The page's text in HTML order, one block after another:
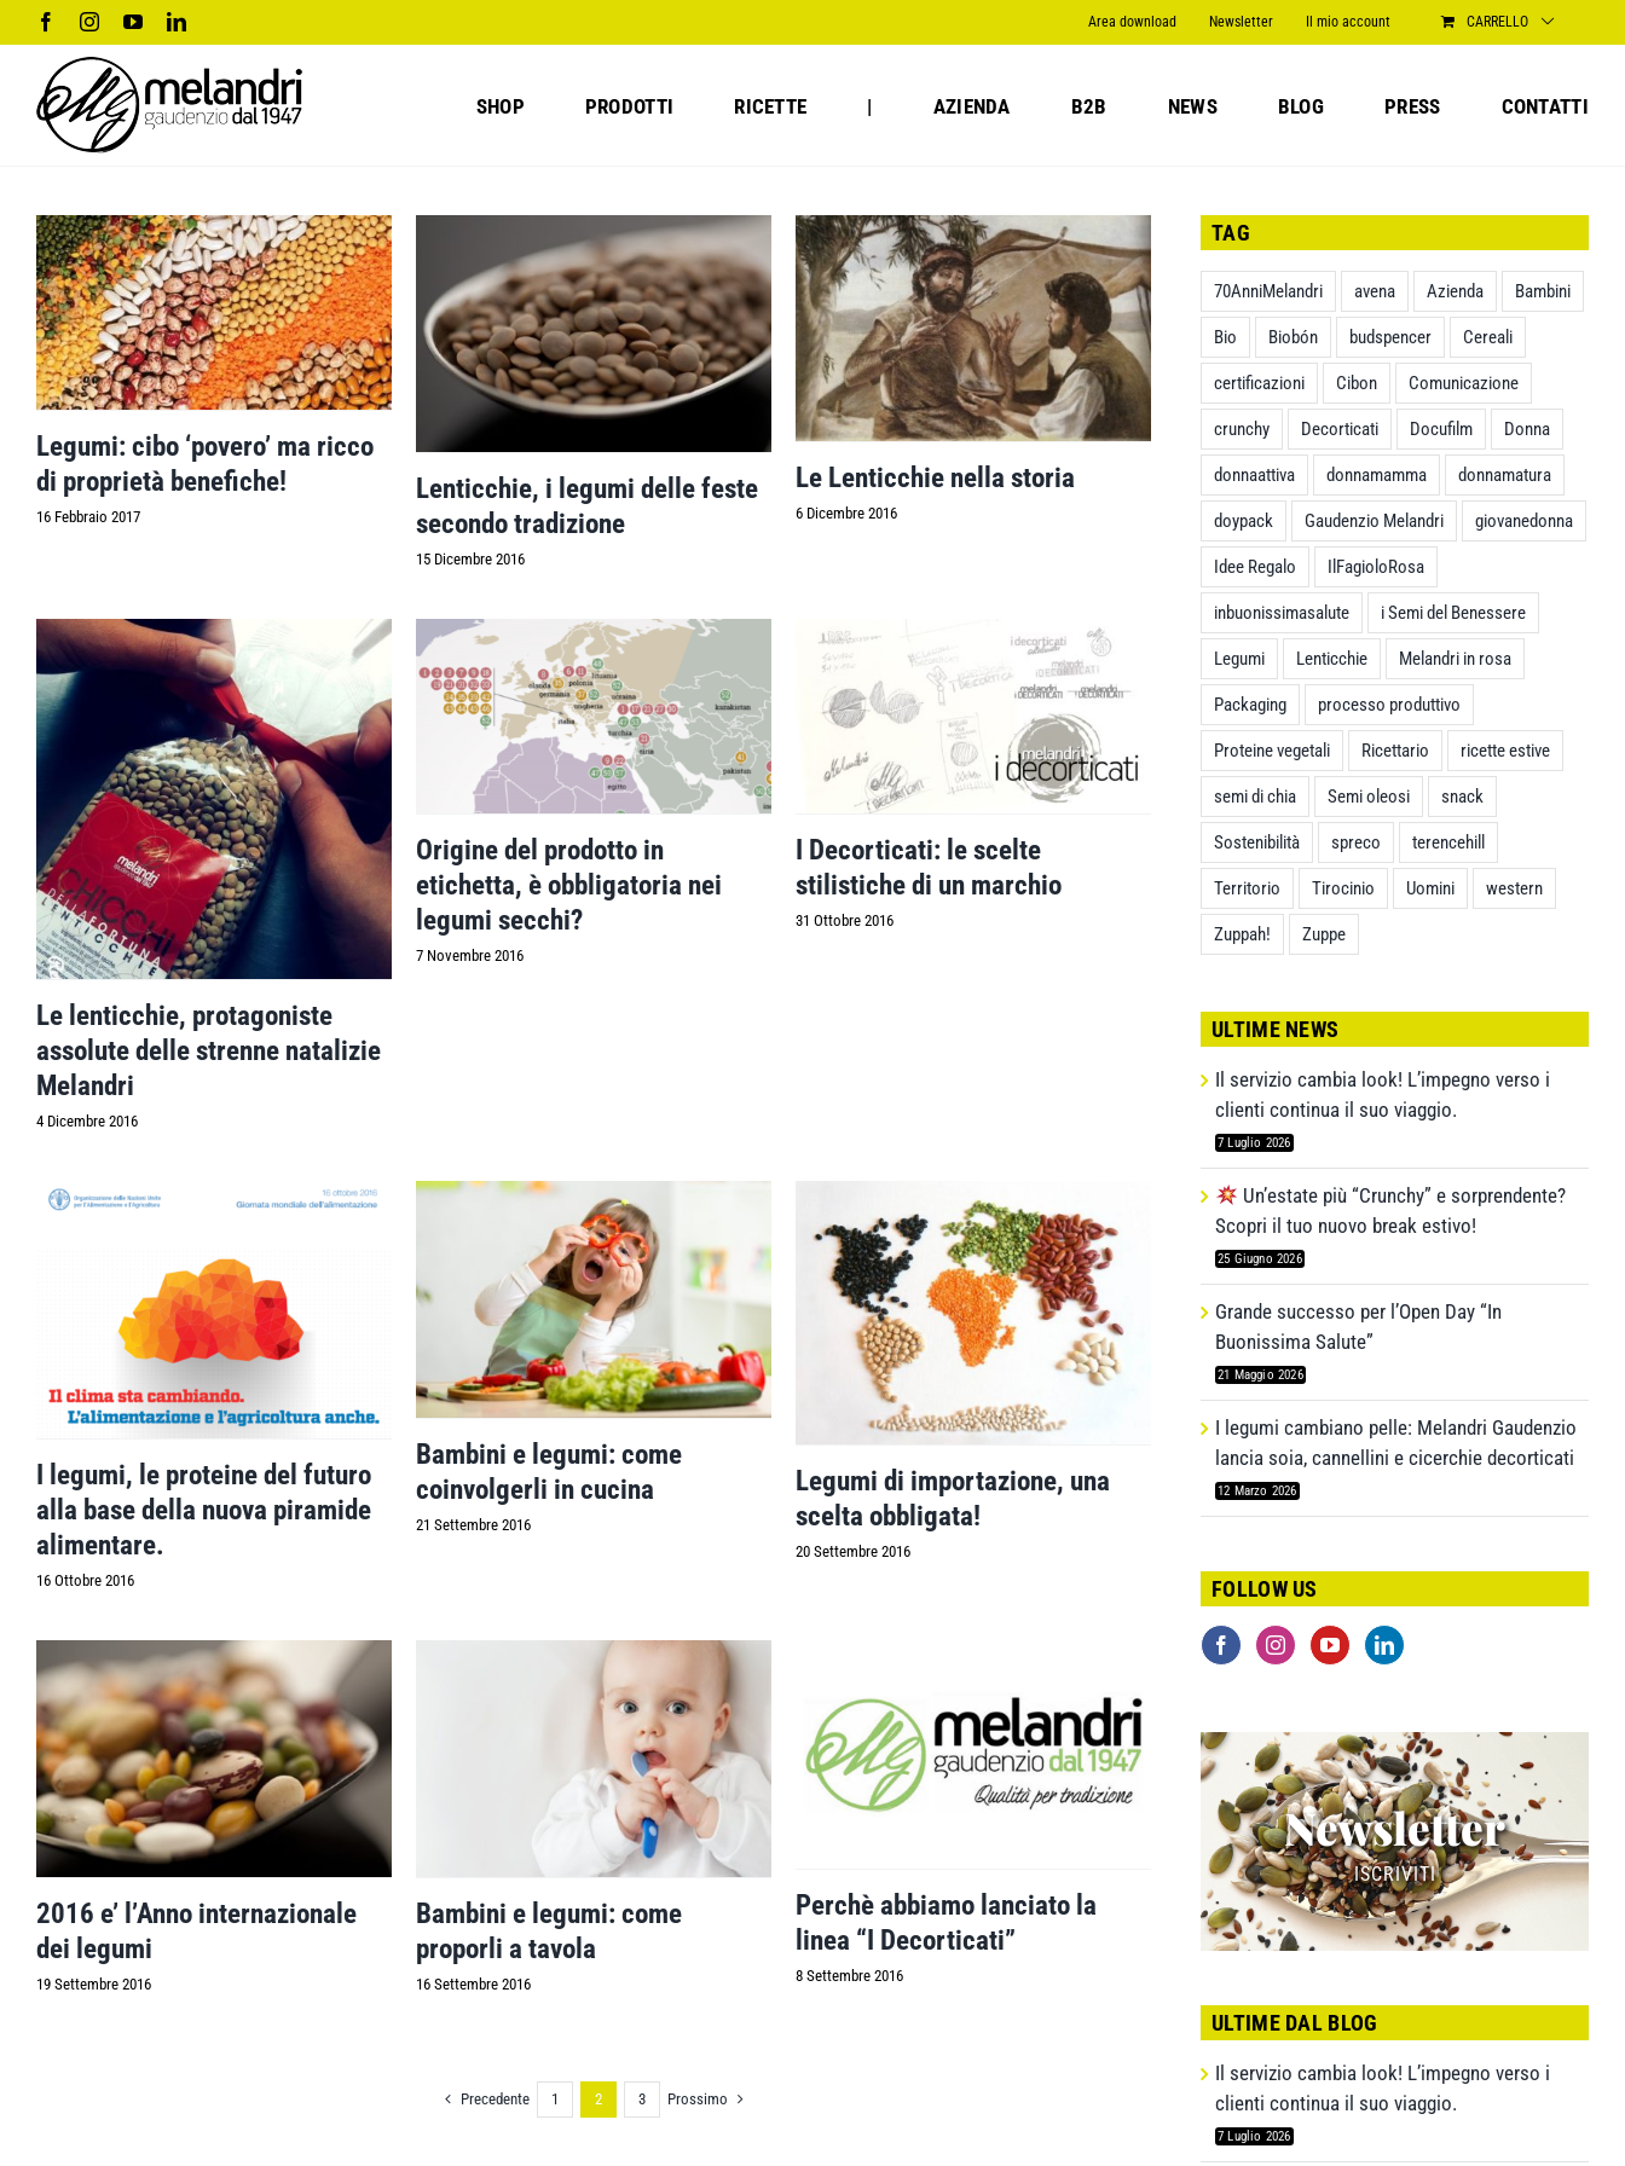
al
contenuto
FacebookInstagramYouTubeLinkedIn Area download Newsletter Il mio account CARRELLO
SHOP PRODOTTI RICETTE | AZIENDA B2B NEWS BLOG PRESS CONTATTI
Legumi: cibo ‘povero’ ma ricco
di proprietà benefiche!
16 Febbraio 2017
Lenticchie, i legumi delle feste
secondo tradizione
15 Dicembre 2016
Le Lenticchie nella storia
6 Dicembre 2016
Le lenticchie, protagoniste
assolute delle strenne natalizie
Melandri
4 Dicembre 2016
Origine del prodotto in
etichetta, è obbligatoria nei
legumi secchi?
7 Novembre 2016
I Decorticati: le scelte
stilistiche di un marchio
31 Ottobre 2016
I legumi, le proteine del futuro
alla base della nuova piramide
alimentare.
16 Ottobre 2016
Bambini e legumi: come
coinvolgerli in cucina
21 Settembre 2016
Legumi di importazione, una
scelta obbligata!
20 Settembre 2016
2016 e’ l’Anno internazionale
dei legumi
19 Settembre 2016
Bambini e legumi: come
proporli a tavola
16 Settembre 2016
Perchè abbiamo lanciato la
linea “I Decorticati”
8 Settembre 2016
Precedente 1 2 3 Prossimo
TAG
70AnniMelandri avena Azienda Bambini
Bio Biobón budspencer Cereali
certificazioni Cibon Comunicazione
crunchy Decorticati Docufilm Donna
donnaattiva donnamamma donnamatura
doypack Gaudenzio Melandri giovanedonna
Idee Regalo IlFagioloRosa
inbuonissimasalute i Semi del Benessere
Legumi Lenticchie Melandri in rosa
Packaging processo produttivo
Proteine vegetali Ricettario ricette estive
semi di chia Semi oleosi snack
Sostenibilità spreco terencehill
Territorio Tirocinio Uomini western
Zuppah! Zuppe
ULTIME NEWS
Il servizio cambia look! L’impegno verso i
clienti continua il suo viaggio.
7 Luglio 2026
Un’estate più “Crunchy” e sorprendente?
Scopri il tuo nuovo break estivo!
25 Giugno 2026
Grande successo per l’Open Day “In
Buonissima Salute”
21 Maggio 2026
I legumi cambiano pelle: Melandri Gaudenzio
lancia soia, cannellini e cicerchie decorticati
12 Marzo 2026
FOLLOW US
Newsletter
ISCRIVITI
ULTIME DAL BLOG
Il servizio cambia look! L’impegno verso i
clienti continua il suo viaggio.
7 Luglio 2026